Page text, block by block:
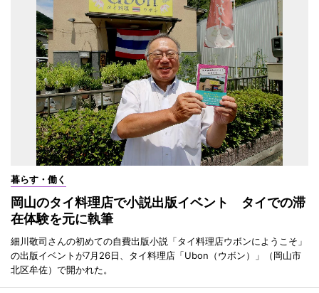
暮らす・働く
岡山のタイ料理店で小説出版イベント タイでの滞
在体験を元に執筆
細川敬司さんの初めての自費出版小説「タイ料理店ウボンにようこそ」
の出版イベントが7月26日、タイ料理店「Ubon（ウボン）」（岡山市
北区牟佐）で開かれた。